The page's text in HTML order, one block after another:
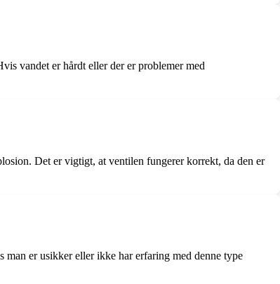
vandet er hårdt eller der er problemer med
Det er vigtigt, at ventilen fungerer korrekt, da den er
er usikker eller ikke har erfaring med denne type